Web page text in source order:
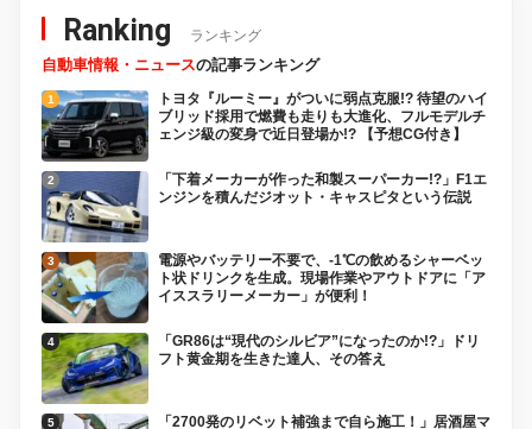
Ranking ランキング
自動車情報・ニュースの記事ランキング
トヨタ『ルーミー』がついに弱点克服!? 待望のハイ
ブリッド採用で燃費も走りも大進化、フルモデルチ
ェンジ級の変身で近日登場か!? 【予想CG付き】
「下着メーカーが作った和製スーパーカー!?」F1エ
ンジンを積んだジオット・キャスピタという伝説
電源やバッテリー不要で、-1℃の飲めるシャーベッ
ト状ドリンクを生成。現場作業やアウトドアに「ア
イススラリーメーカー」が便利！
「GR86は“現代のシルビア”になったのか!?」ドリ
フト黄金期を生きた達人、その答え
「2700発のリベット補強まで自ら施工！」居酒屋マ